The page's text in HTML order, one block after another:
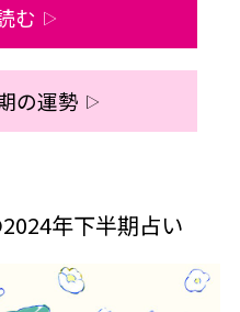
む ▷
の運勢 ▷
年下半期占い